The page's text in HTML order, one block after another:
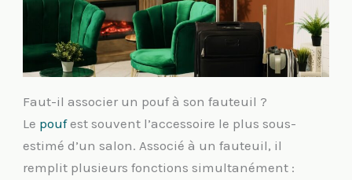
Faut-il associer un pouf à son fauteuil ?
Le poufest souvent l’accessoire le plus sous-
estimé d’un salon. Associé à un fauteuil, il
remplit plusieurs fonctions simultanément :